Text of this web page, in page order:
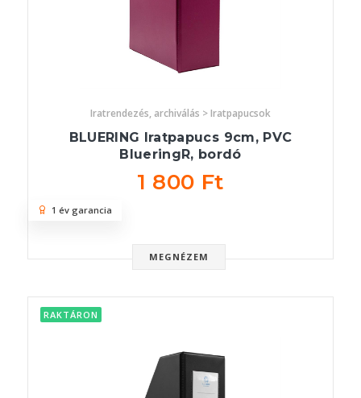
Iratrendezés, archiválás > Iratpapucsok
BLUERING Iratpapucs 9cm, PVC
BlueringR, bordó
1 800 Ft
MEGNÉZEM
1 év garancia
RAKTÁRON